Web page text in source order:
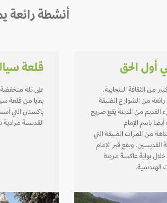
أنشطة رائعة
أول الحق
من الثقافة البنجابية.
رائعة من الشوارع الضيقة
القديم من المدينة يقع ضريح
أيضا باسم الإمام
من الممرات الضيقة التي
ويقع قبر الإمام
خلال بوابة عاكسة مزينة
الهندسية.
قلعة
على تلة
بقايا من قلعة
باكستان التي
القديسة مرادية